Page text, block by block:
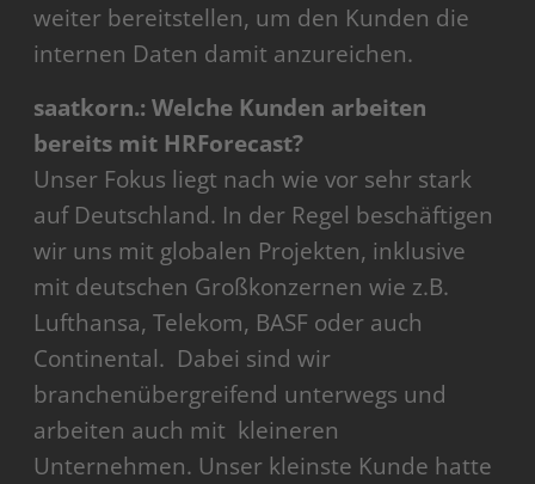
weiter bereitstellen, um den Kunden die
internen Daten damit anzureichen.
saatkorn.: Welche Kunden arbeiten
bereits mit HRForecast?
Unser Fokus liegt nach wie vor sehr stark
auf Deutschland. In der Regel beschäftigen
wir uns mit globalen Projekten, inklusive
mit deutschen Großkonzernen wie z.B.
Lufthansa, Telekom, BASF oder auch
Continental. Dabei sind wir
branchenübergreifend unterwegs und
arbeiten auch mit kleineren
Unternehmen. Unser kleinste Kunde hatte